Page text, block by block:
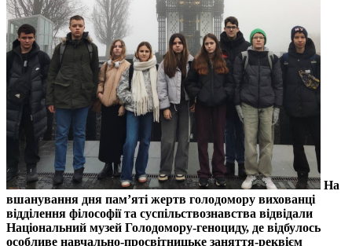
На
вшанування дня пам’яті жертв голодомору вихованці
відділення філософії та суспільствознавства відвідали
Національний музей Голодомору-геноциду, де відбулось
особливе навчально-просвітницьке заняття-реквієм